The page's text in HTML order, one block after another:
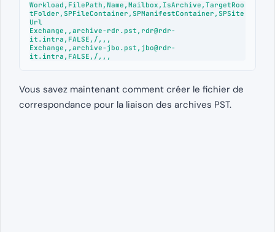
Workload,FilePath,Name,Mailbox,IsArchive,TargetRoo
tFolder,SPFileContainer,SPManifestContainer,SPSite
Url
Exchange,,archive-rdr.pst, rdr@rdr-
it.intra ,FALSE,/,,,
Exchange,,archive-jbo.pst, jbo@rdr-
it.intra ,FALSE,/,,,
Vous savez maintenant comment créer le fichier de
correspondance pour la liaison des archives PST.